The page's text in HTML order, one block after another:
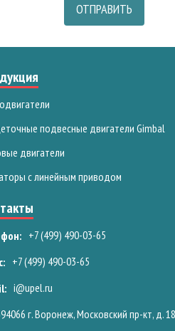
ОТПРАВИТЬ
подвесные двигатели Gimbal
двигатели
с линейным приводом
+7 (499) 490-03-65
+7 (499) 490-03-65
i@upel.ru
г. Воронеж, Московский пр-кт, д.